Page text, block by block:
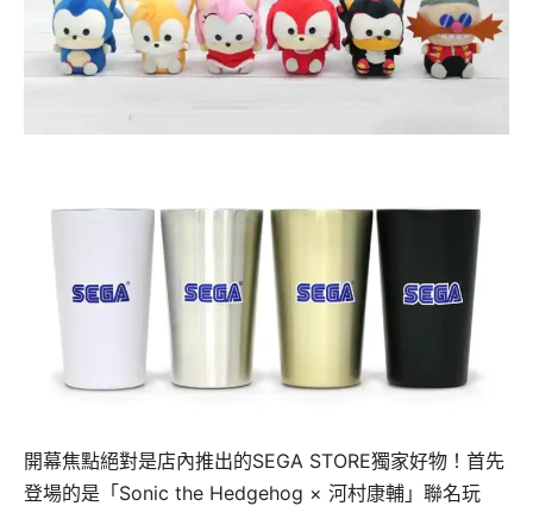
開幕焦點絕對是店內推出的SEGA STORE獨家好物！首先
登場的是「Sonic the Hedgehog × 河村康輔」聯名玩